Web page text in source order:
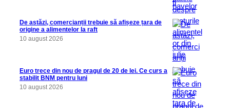
De astăzi, comercianții trebuie să afișeze țara de
origine a alimentelor la raft
10 august 2026
Euro trece din nou de pragul de 20 de lei. Ce curs a
stabilit BNM pentru luni
10 august 2026